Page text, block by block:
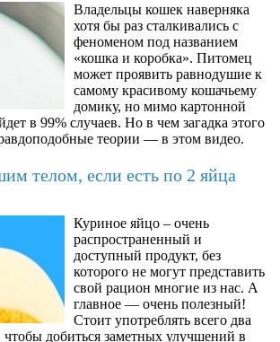
Владельцы кошек наверняка
хотя бы раз сталкивались с
феноменом под названием
«кошка и коробка». Питомец
может проявить равнодушие к
самому красивому кошачьему
домику, но мимо картонной
в 99% случаев. Но в чем загадка этого
теории — в этом видео.
телом, если есть по 2 яйца
Куриное яйцо – очень
распространенный и
доступный продукт, без
которого не могут представить
свой рацион многие из нас. А
главное — очень полезный!
Стоит употреблять всего два
добиться заметных улучшений в